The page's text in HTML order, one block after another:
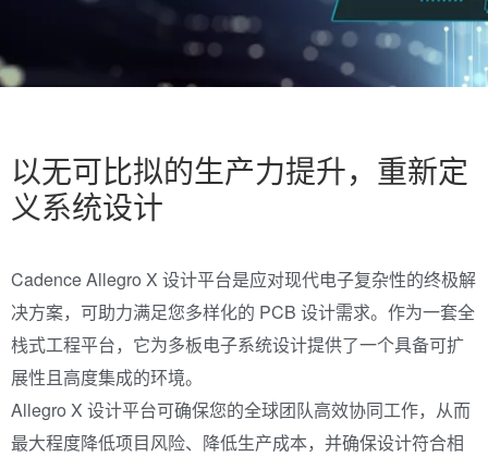
以无可比拟的生产力提升，重新定
义系统设计
Cadence Allegro X 设计平台是应对现代电子复杂性的终极解
决方案，可助力满足您多样化的 PCB 设计需求。作为一套全
栈式工程平台，它为多板电子系统设计提供了一个具备可扩
展性且高度集成的环境。
Allegro X 设计平台可确保您的全球团队高效协同工作，从而
最大程度降低项目风险、降低生产成本，并确保设计符合相